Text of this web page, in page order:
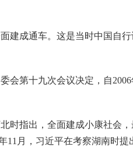
建成通车。 这是当时中国自
会第十九次会议决定，自
时指出，全面建成小康社会
11月，习近平在考察湖南时提